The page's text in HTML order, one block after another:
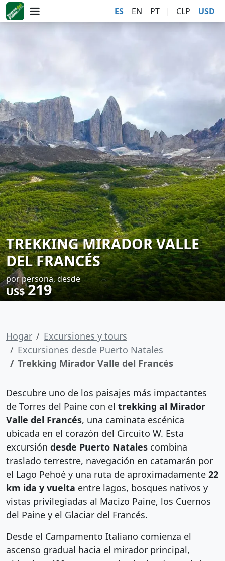
ES EN PT | CLP USD
TREKKING MIRADOR VALLE
DEL FRANCÉS
por persona, desde
US$219
Hogar
Excursiones y tours
Excursiones desde Puerto Natales
Trekking Mirador Valle del Francés
Descubre uno de los paisajes más impactantes
de Torres del Paine con el trekking al Mirador
Valle del Francés, una caminata escénica
ubicada en el corazón del Circuito W. Esta
excursión desde Puerto Natales combina
traslado terrestre, navegación en catamarán por
el Lago Pehoé y una ruta de aproximadamente 22
km ida y vuelta entre lagos, bosques nativos y
vistas privilegiadas al Macizo Paine, los Cuernos
del Paine y el Glaciar del Francés.
Desde el Campamento Italiano comienza el
ascenso gradual hacia el mirador principal,